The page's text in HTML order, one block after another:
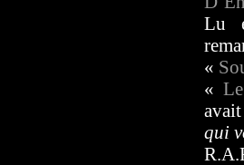
Lu
«
«
qui